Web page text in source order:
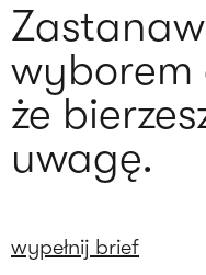
wyborem
że
uwagę.
wypełnij brief